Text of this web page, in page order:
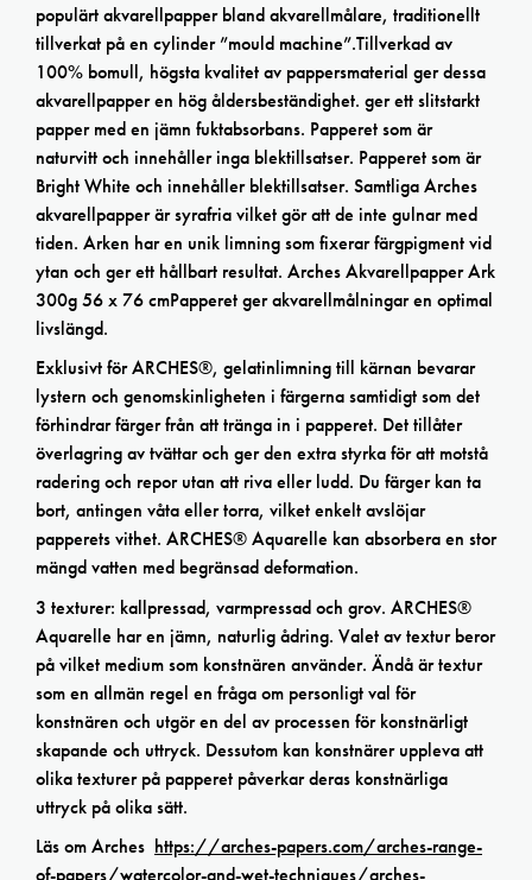
populärt akvarellpapper bland akvarellmålare, traditionellt
tillverkat på en cylinder ”mould machine”.Tillverkad av
100% bomull, högsta kvalitet av pappersmaterial ger dessa
akvarellpapper en hög åldersbeständighet. ger ett slitstarkt
papper med en jämn fuktabsorbans. Papperet som är
naturvitt och innehåller inga blektillsatser. Papperet som är
Bright White och innehåller blektillsatser. Samtliga Arches
akvarellpapper är syrafria vilket gör att de inte gulnar med
tiden. Arken har en unik limning som fixerar färgpigment vid
ytan och ger ett hållbart resultat. Arches Akvarellpapper Ark
300g 56 x 76 cmPapperet ger akvarellmålningar en optimal
livslängd.
Exklusivt för ARCHES®, gelatinlimning till kärnan bevarar
lystern och genomskinligheten i färgerna samtidigt som det
förhindrar färger från att tränga in i papperet. Det tillåter
överlagring av tvättar och ger den extra styrka för att motstå
radering och repor utan att riva eller ludd. Du färger kan ta
bort, antingen våta eller torra, vilket enkelt avslöjar
papperets vithet. ARCHES® Aquarelle kan absorbera en stor
mängd vatten med begränsad deformation.
3 texturer: kallpressad, varmpressad och grov. ARCHES®
Aquarelle har en jämn, naturlig ådring. Valet av textur beror
på vilket medium som konstnären använder. Ändå är textur
som en allmän regel en fråga om personligt val för
konstnären och utgör en del av processen för konstnärligt
skapande och uttryck. Dessutom kan konstnärer uppleva att
olika texturer på papperet påverkar deras konstnärliga
uttryck på olika sätt.
Läs om Arches https://arches-papers.com/arches-range-